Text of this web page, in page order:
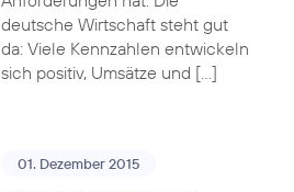
deutsche Wirtschaft steht gut
da: Viele Kennzahlen entwickeln
sich positiv, Umsätze und […]
01. Dezember 2015